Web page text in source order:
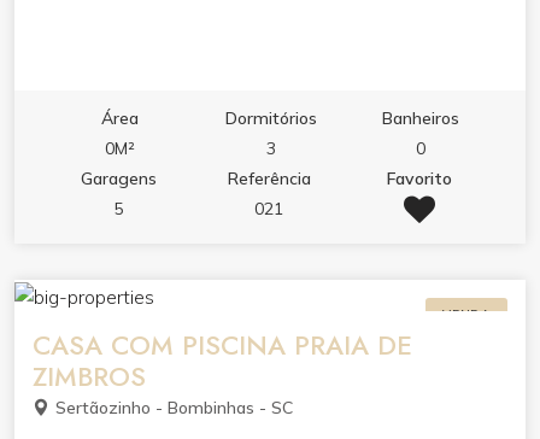
Área
0M²
Dormitórios
3
Banheiros
0
Garagens
5
Referência
021
Favorito
VENDA
CASA COM PISCINA PRAIA DE
ZIMBROS
Sertãozinho - Bombinhas - SC